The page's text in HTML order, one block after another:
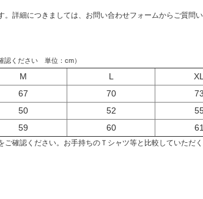
詳細につきましては、お問い合わせフォームからご質問
認ください 単位：cm）
M L XL
67 70 73
50 52
59 60 61
確認ください。お手持ちのＴシャツ等と比較していただく